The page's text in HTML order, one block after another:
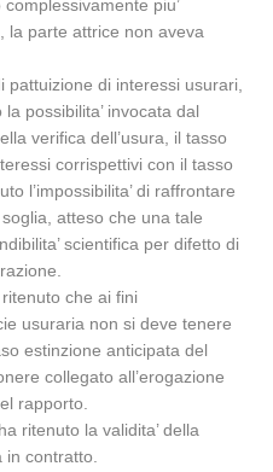
piu’
la parte attrice non aveva
di interessi usurari,
possibilita’ invocata dal
verifica dell’usura, il tasso
corrispettivi con il tasso
l’impossibilita’ di raffrontare
atteso che una tale
scientifica per difetto di
che ai fini
usuraria non si deve tenere
estinzione anticipata del
collegato all’erogazione
rapporto.
ritenuto la validita’ della
contratto.